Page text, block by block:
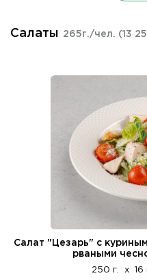
Салаты 265г./чел. (13
Салат "Цезарь" с
рваными
250 г. x 16